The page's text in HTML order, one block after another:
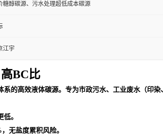
糖醇碳源、污水处理超低成本碳源
江宇
BC比
的高效液体碳源。专为市政污水、工业废水（印
。
无盐度累积风险。